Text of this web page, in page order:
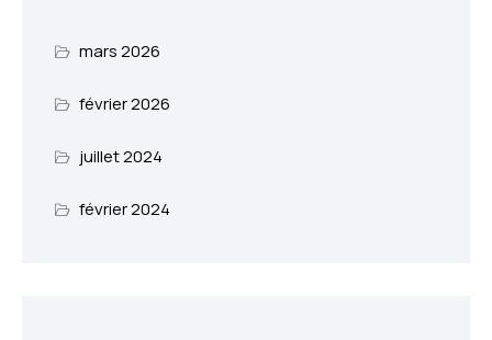
mars 2026
février 2026
juillet 2024
février 2024